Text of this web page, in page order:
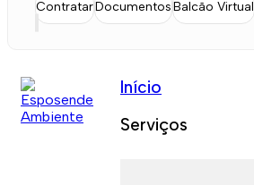
ContratarDocumentosBalcão Virtual
Início
Serviços